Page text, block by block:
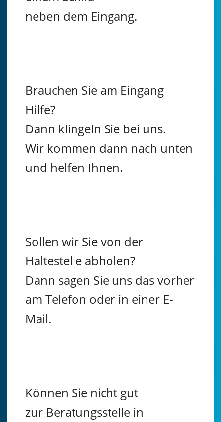
neben dem Eingang.
Brauchen Sie am Eingang
Hilfe?
Dann klingeln Sie bei uns.
Wir kommen dann nach unten
und helfen Ihnen.
Sollen wir Sie von der
Haltestelle abholen?
Dann sagen Sie uns das vorher
am Telefon oder in einer E-
Mail.
Können Sie nicht gut
zur Beratungsstelle in